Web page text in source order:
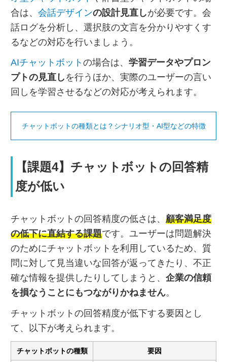
合は、 会話デザインの設計見直しが必要です。会
話ログを分析し、選択肢の文言を分かりやすくす
るなどの対応を行いましょう。
AIチャットボット の場合は、 学習データやプロン
プトの見直し を行うほか、実際のユーザーの言い
回しを学習させるなどの対応が考えられます。
チャットボットの種類とは？シナリオ型・AI型などの特徴
【課題4】チャットボットの回答精
度が低い
チャットボットの回答精度の低さは、 顧客満足度
の低下に直結する課題です。ユーザーは問題解決
のためにチャットボットを利用しているため、質
問に対して見当違いな回答が返ってきたり、不正
確な情報を提供したりしてしまうと、 企業の信頼
を損なうことにもつながりかねません。
チャットボットの回答精度が低下する要因とし
て、以下が考えられます。
チャットボットの種類 要因